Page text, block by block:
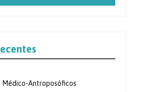
Médico-Antroposóficos